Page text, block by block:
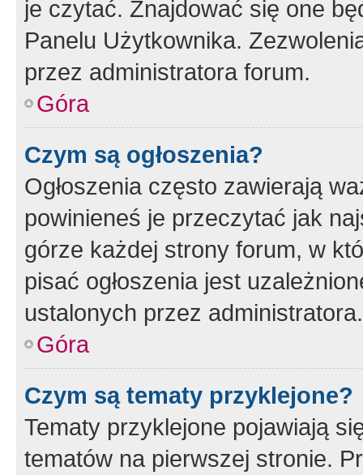
je czytać. Znajdować się one
Panelu Użytkownika.
przez administratora forum.
Góra
Czym są ogłoszenia?
Ogłoszenia często zawierają
powinieneś je przeczytać jak
górze każdej strony forum, w
pisać ogłoszenia jest
ustalonych przez administratora.
Góra
Czym są tematy przyklejone?
Tematy przyklejone pojawiają
tematów na pierwszej stronie.